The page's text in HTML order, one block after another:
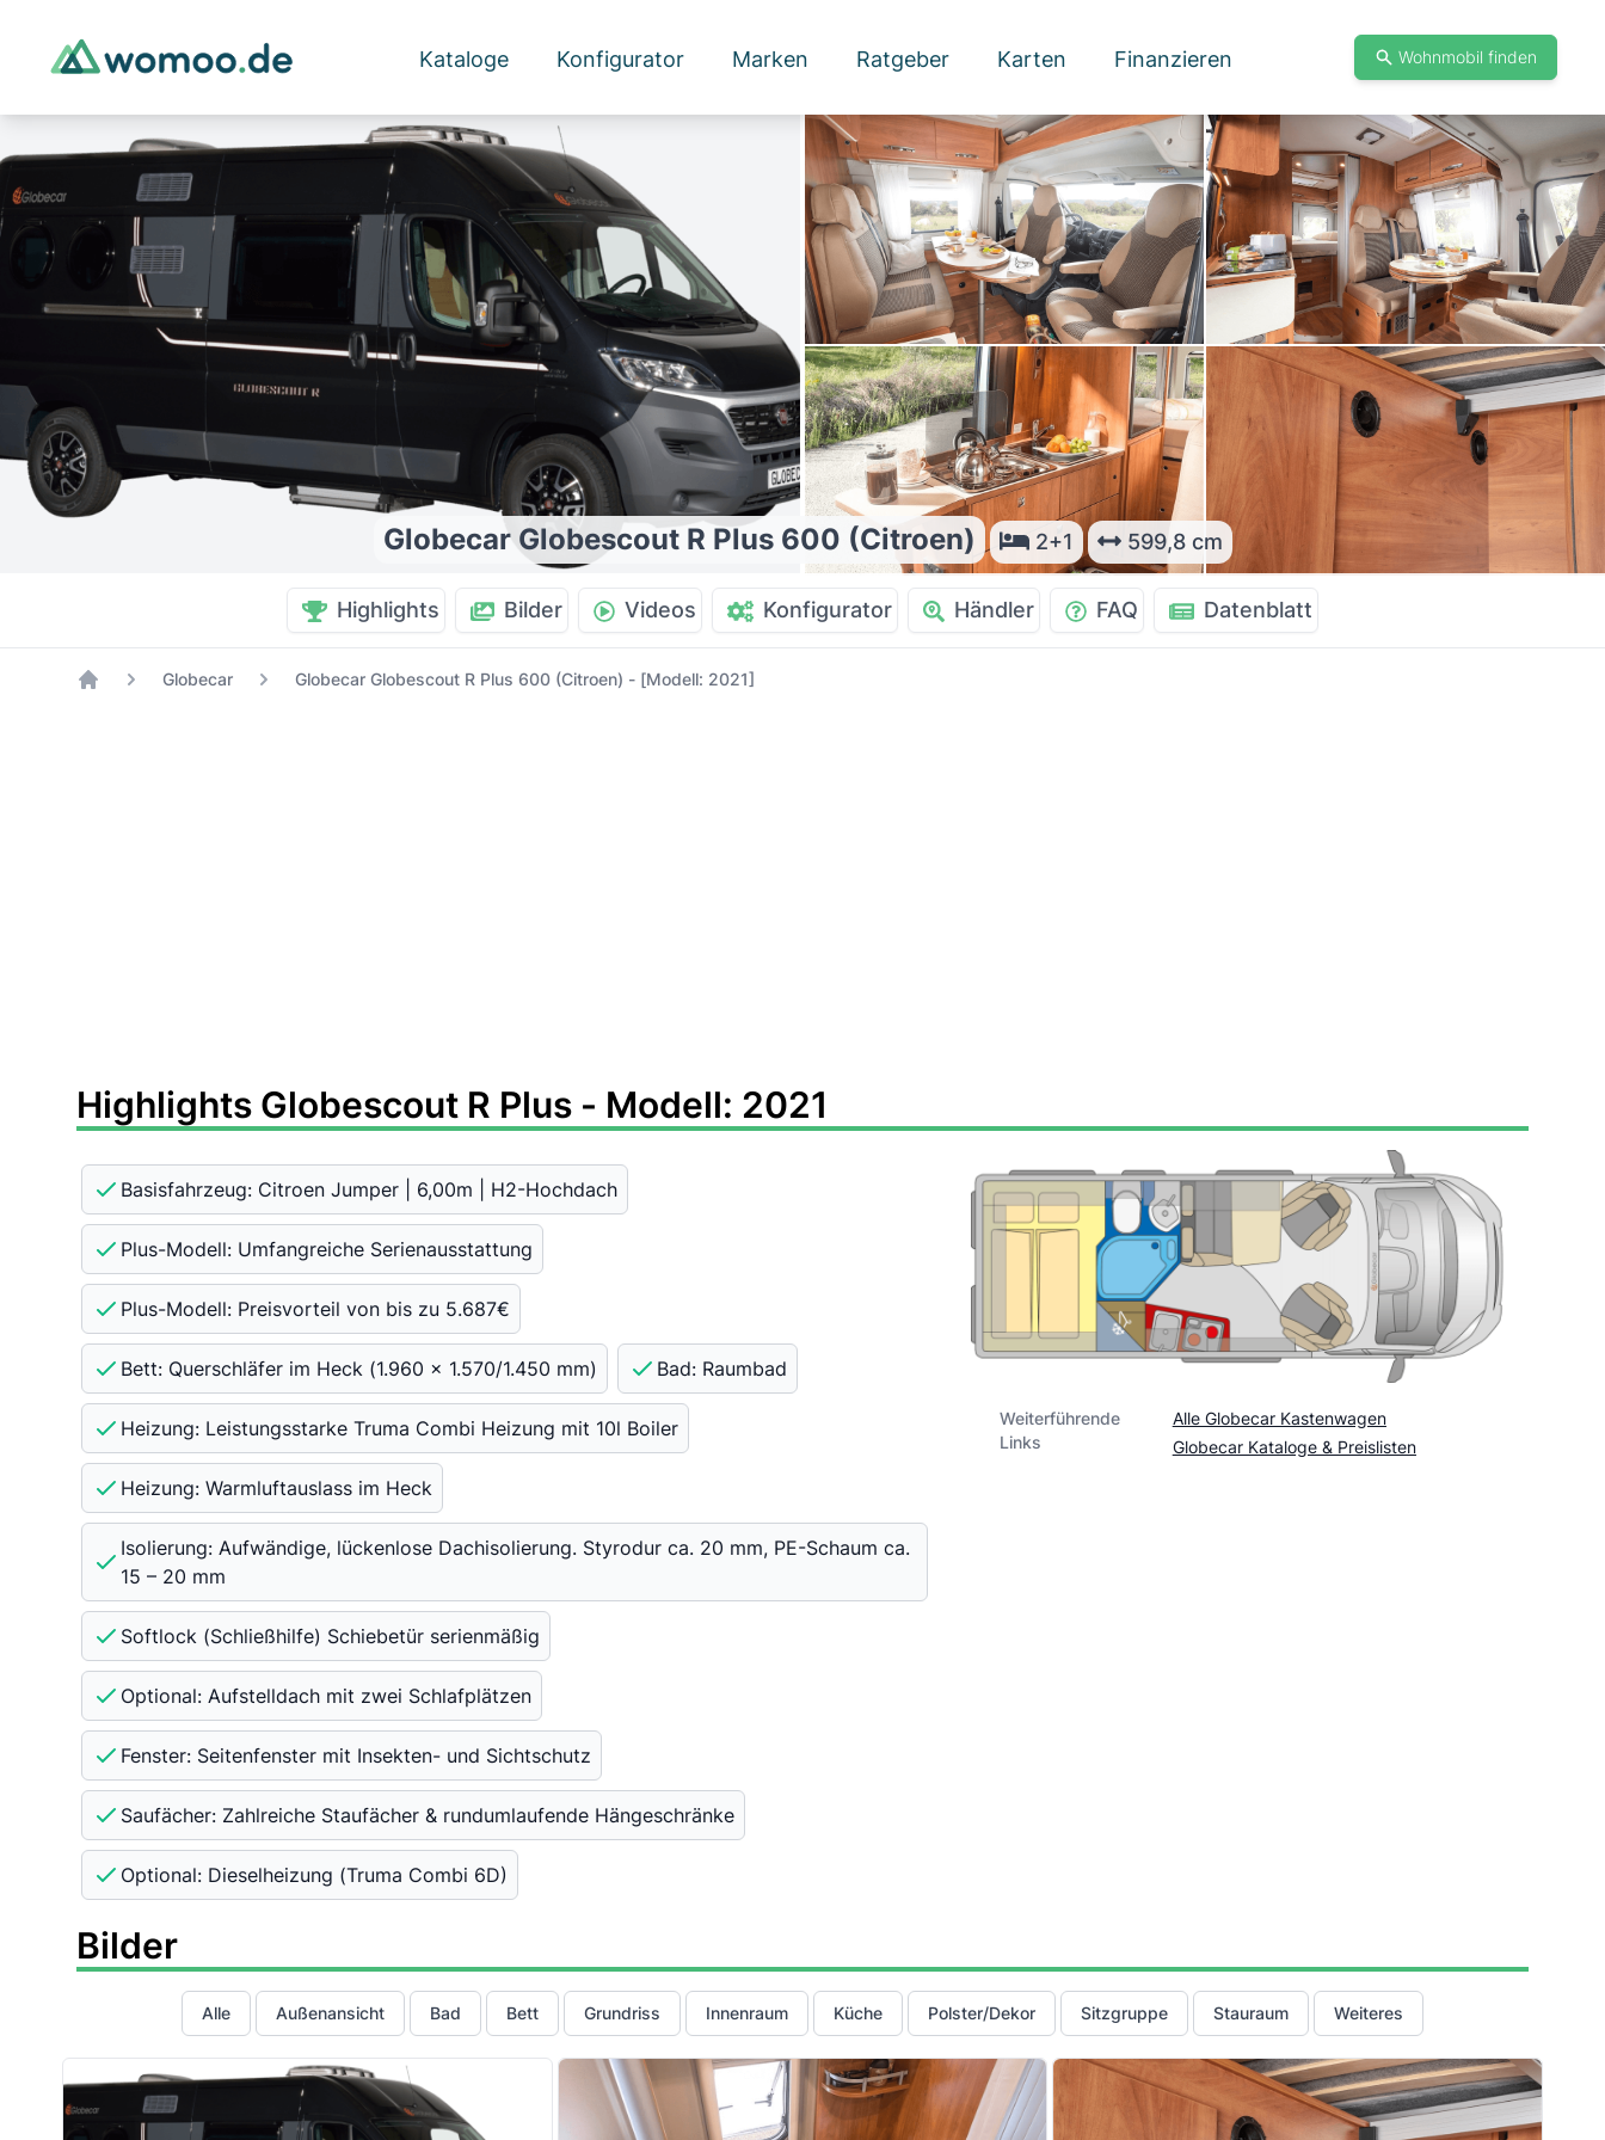
Kataloge Konfigurator Marken Ratgeber Karten Finanzieren Wohnmobil finden
Globecar Globescout R Plus 600 (Citroen) 2+1 599,8 cm
Highlights Bilder Videos Konfigurator Händler FAQ Datenblatt
Globecar Globecar Globescout R Plus 600 (Citroen) - [Modell: 2021]
Highlights Globescout R Plus - Modell: 2021
Basisfahrzeug: Citroen Jumper | 6,00m | H2-Hochdach
Plus-Modell: Umfangreiche Serienausstattung
Plus-Modell: Preisvorteil von bis zu 5.687€
Bett: Querschläfer im Heck (1.960 x 1.570/1.450 mm) Bad: Raumbad
Heizung: Leistungsstarke Truma Combi Heizung mit 10l Boiler
Heizung: Warmluftauslass im Heck
Isolierung: Aufwändige, lückenlose Dachisolierung. Styrodur ca. 20 mm, PE-Schaum ca.
15 – 20 mm
Softlock (Schließhilfe) Schiebetür serienmäßig
Optional: Aufstelldach mit zwei Schlafplätzen
Fenster: Seitenfenster mit Insekten- und Sichtschutz
Saufächer: Zahlreiche Staufächer & rundumlaufende Hängeschränke
Optional: Dieselheizung (Truma Combi 6D)
Weiterführende
Links
Alle Globecar Kastenwagen
Globecar Kataloge & Preislisten
Bilder
Alle Außenansicht Bad Bett Grundriss Innenraum Küche Polster/Dekor Sitzgruppe Stauraum Weiteres